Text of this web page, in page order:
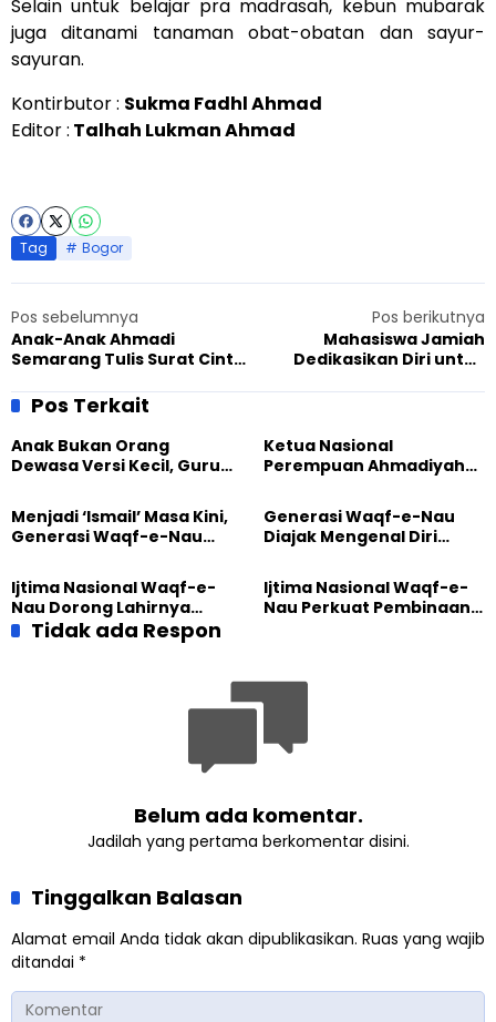
Selain untuk belajar pra madrasah, kebun mubarak
juga ditanami tanaman obat-obatan dan sayur-
sayuran.
Kontirbutor : Sukma Fadhl Ahmad
Editor : Talhah Lukman Ahmad
Tag Bogor
Pos sebelumnya
Anak-Anak Ahmadi
Semarang Tulis Surat Cinta
Pos berikutnya
Mahasiswa Jamiah
Dedikasikan Diri untuk
Pos Terkait
Anak Bukan Orang
Dewasa Versi Kecil, Guru
Pendidikan BERLIAN
Ketua Nasional
Perempuan Ahmadiyah
Besar Universitas
Terbuka
Menjadi ‘Ismail’ Masa Kini,
Generasi Waqf-e-Nau
Pengabdian
Generasi Waqf-e-Nau
Diajak Mengenal Diri
Dunia
Ijtima Nasional Waqf-e-
Nau Dorong Lahirnya
Generasi Pengkhidmat
Ijtima Nasional Waqf-e-
Nau Perkuat Pembinaan
Tidak ada Respon
Belum ada komentar.
Jadilah yang pertama berkomentar disini.
Tinggalkan Balasan
Alamat email Anda tidak akan dipublikasikan. Ruas yang wajib
ditandai *